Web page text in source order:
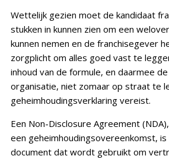
Wettelijk gezien moet de kandidaat
stukken in kunnen zien om een
kunnen nemen en de franchisegever
zorgplicht om alles goed vast te
inhoud van de formule, en daarmee
organisatie, niet zomaar op straat te
geheimhoudingsverklaring vereist.
Een Non-Disclosure Agreement
een geheimhoudingsovereenkomst, is
document dat wordt gebruikt om